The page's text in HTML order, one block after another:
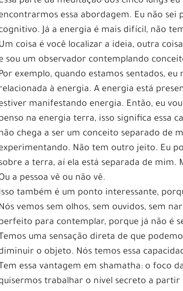
essa abordagem. Eu não
Já a energia é mais difícil, não
coisa é você localizar a ideia, outra
sou um observador contemplando
exemplo, quando estamos sentados,
à energia. A energia está
manifestando energia. Então, eu
na energia terra, isso significa essa
chega a ser um conceito separado de
Não tem outro jeito. Eu
a terra, aí ela está separada de mim.
a pessoa vê ou não vê.
também é um ponto interessante,
vemos sem olhos, sem ouvidos, sem
para contemplar, porque já não é
Temos uma sensação direta de que
o objeto. Nós temos essa
Tem essa vantagem em shamatha: o foco
trabalhar o nível secreto a